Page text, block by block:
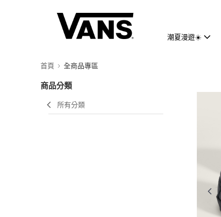
潮夏漫遊☀️
首頁 全商品專區
商品分類
所有分類